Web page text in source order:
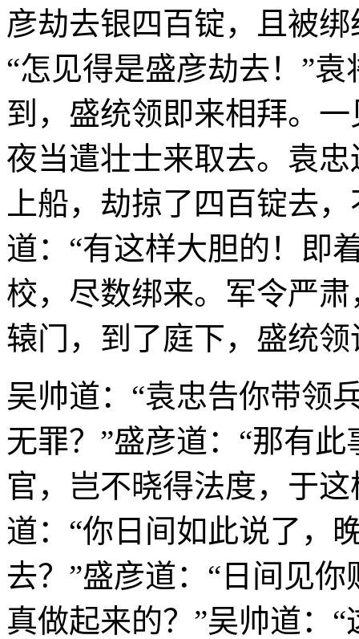
彦劫去银四百锭，且被
“怎见得是盛彦劫去！”
到，盛统领即来相拜。
夜当遣壮士来取去。袁
上船，劫掠了四百锭去
道：“有这样大胆的！即
校，尽数绑来。军令严
辕门，到了庭下，盛统
吴帅道：“袁忠告你带领
无罪？”盛彦道：“那有
官，岂不晓得法度，于
道：“你日间如此说了，
去？”盛彦道：“日间见
真做起来的？”吴帅道：